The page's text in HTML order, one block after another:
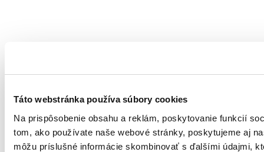
Táto webstránka používa súbory cookies
Na prispôsobenie obsahu a reklám, poskytovanie funkcií
tom, ako používate naše webové stránky, poskytujeme aj
môžu príslušné informácie skombinovať s ďalšími údajmi,